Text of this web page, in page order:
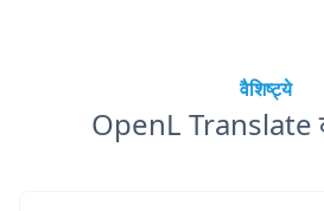
वैशिष्ट्ये
OpenL Translate